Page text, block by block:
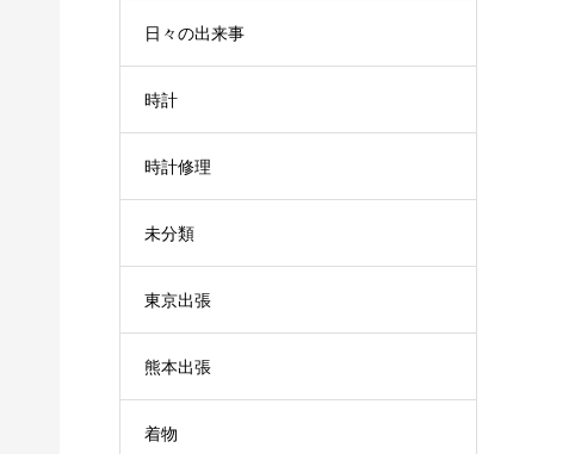
日々の出来事
時計
時計修理
未分類
東京出張
熊本出張
着物